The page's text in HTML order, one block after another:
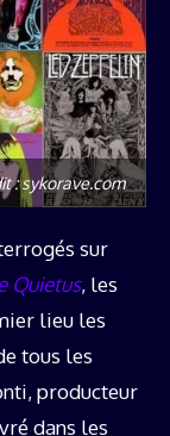
: sykorave.com
sur
Quietus, les
lieu les
tous les
producteur
dans les